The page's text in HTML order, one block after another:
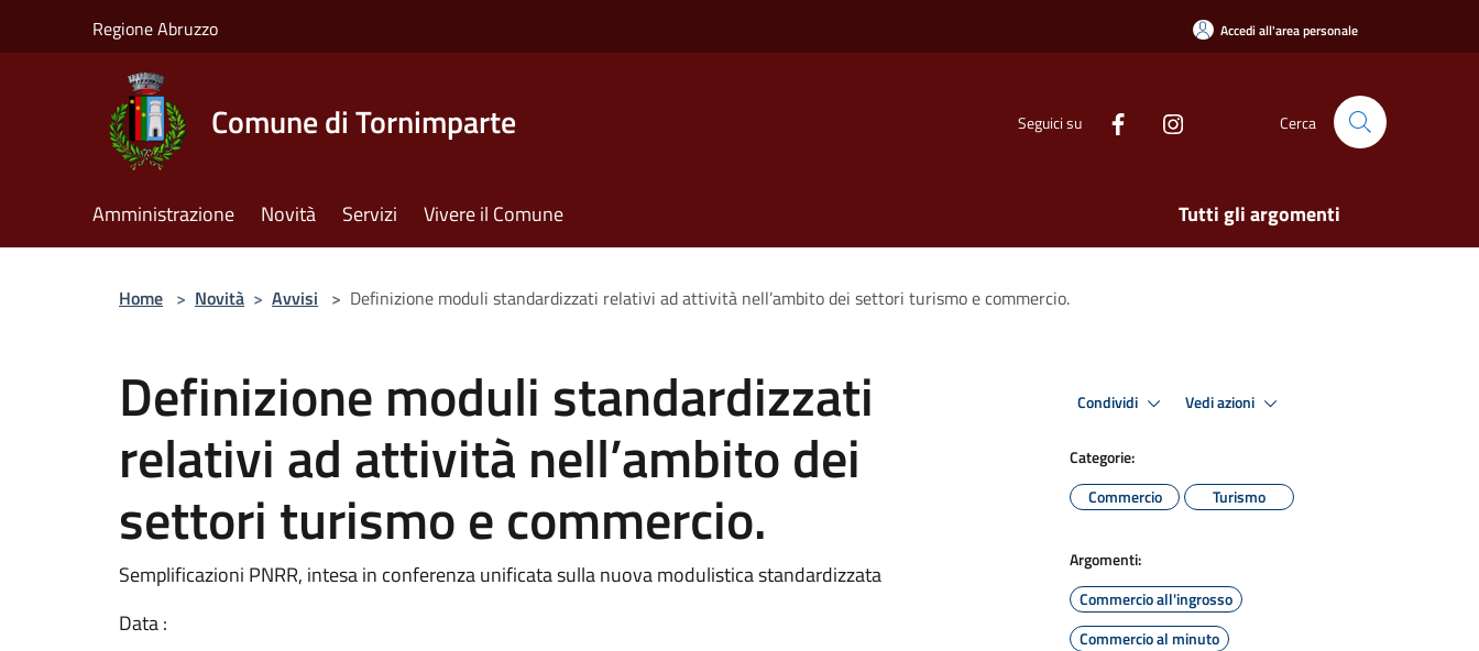
Regione Abruzzo Accedi all'area personale
Comune di Tornimparte Seguici su Cerca
Amministrazione Novità Servizi Vivere il Comune Tutti gli argomenti
Home > Novità > Avvisi > Definizione moduli standardizzati relativi ad attività nell’ambito dei settori turismo e commercio.
Definizione moduli standardizzati
relativi ad attività nell’ambito dei
settori turismo e commercio.
Semplificazioni PNRR, intesa in conferenza unificata sulla nuova modulistica standardizzata
Data :
Condividi Vedi azioni
Categorie:
Commercio
Turismo
Argomenti:
Commercio all'ingrosso
Commercio al minuto